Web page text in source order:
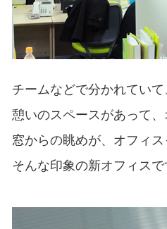
チームなどで分かれていて
憩いのスペースがあって、
窓からの眺めが、オフィス
そんな印象の新オフィスで